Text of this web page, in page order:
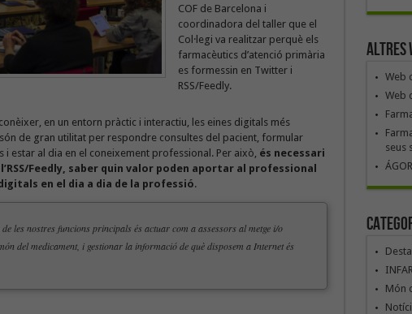
COF de Barcelona i
coordinadora del taller que el
Col·legi va realitzar perquè els
farmacèutics d’atenció primària
es formessin en Twitter i
RSS/Feedly.
en un entorn pràctic i interactiu, les eines digitals més
de gran utilitat per respondre consultes del pacient, formular
estar al dia en el coneixement professional. Per això, és necessari
Feedly, saber quin valor poden aportar al professional
en el dia a dia de la professió.
les nostres funcions principals és actuar com a assessors al metge i/o
del medicament, i gestionar la informació de què disposem a Internet és
Altres
Web
Web
seus
Món